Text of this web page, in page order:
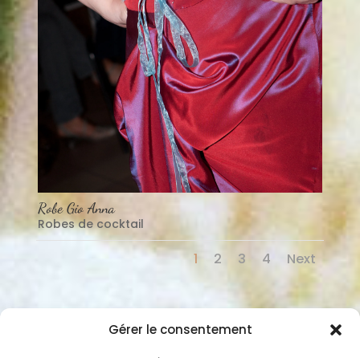
Gérer le consentement
Robe Gio Anna
Robes de cocktail
1 2 3 4 Next